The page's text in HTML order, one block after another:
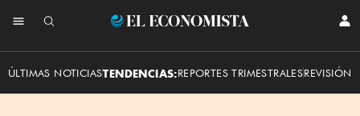
El
ÚLTIMAS NOTICIASTENDENCIAS:REPORTES TRIMESTRALESREVISIÓN